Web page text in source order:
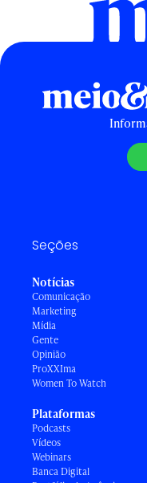
Seções
Notícias
Comunicação
Marketing
Mídia
Gente
Opinião
ProXXIma
Women To Watch
Plataformas
Podcasts
Vídeos
Webinars
Banca Digital